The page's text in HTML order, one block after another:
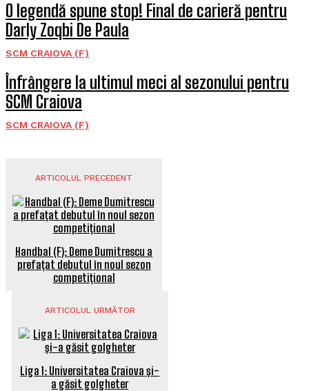
O legendă spune stop! Final de carieră pentru
Darly Zoqbi De Paula
SCM CRAIOVA (F)
Înfrângere la ultimul meci al sezonului pentru
SCM Craiova
SCM CRAIOVA (F)
ARTICOLUL PRECEDENT
Handbal (F): Deme Dumitrescu a
prefațat debutul în noul sezon
competițional
ARTICOLUL URMĂTOR
Liga 1: Universitatea Craiova și-
a găsit golgheter